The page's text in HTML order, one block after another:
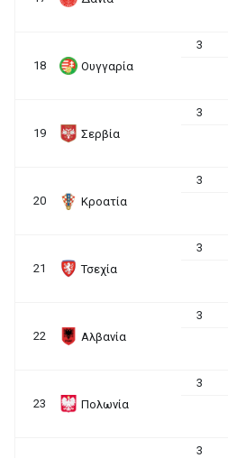
18 Ουγγαρία
3
19 Σερβία
3
20 Κροατία
3
21 Τσεχία
3
22 Αλβανία
3
23 Πολωνία
3
3